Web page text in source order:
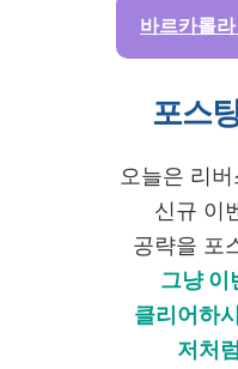
바르카롤
포스
오늘은 리
신규 이
공략을 포
그냥 이
클리어하
저처